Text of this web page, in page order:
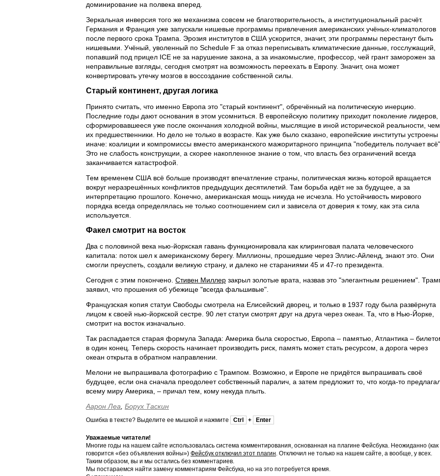
доминирование на полвека вперед.
Зеркальная инверсия того же механизма совсем не благотворительность, а институциональный расчёт.
Германия и Франция уже запускали нишевые программы привлечения американских учёных-климатологов
после первого срока Трампа. Эрозия институтов в США ускорится, значит, эти программы перестанут быть
нишевыми. Учёный, уволенный по Schedule F за отказ переписывать климатические данные, госслужащий,
попавший под прицел ICE не за нарушение закона, а за инакомыслие, профессор, чей грант заморожен за
неправильные взгляды, сегодня смотрят на возможность переехать в Европу. Значит, она может
конвертировать утечку мозгов в воссоздание собственной силы.
Старый континент, другая логика
Принято считать, что именно Европа это "старый континент", обречённый на политическую инерцию.
Последние годы дают основания в этом усомниться. В европейскую политику приходит поколение лидеров,
сформировавшееся уже после окончания холодной войны, мыслящие в иной исторической реальности, чем
их предшественники. Но дело не только в возрасте. Как уже было сказано, европейские институты устроены
иначе: коалиции и компромиссы вместо американского мажоритарного принципа "победитель получает
Это не слабость конструкции, а скорее накопленное знание о том, что власть без ограничений всегда
заканчивается катастрофой.
Тем временем США всё больше производят впечатление страны, политическая жизнь которой вращается
вокруг неразрешённых конфликтов предыдущих десятилетий. Там борьба идёт не за будущее, а за
интерпретацию прошлого. Конечно, американская мощь никуда не исчезла. Но устойчивость мирового
порядка всегда определялась не только соотношением сил и зависела от доверия к тому, как эта сила
используется.
Факел смотрит на восток
Два с половиной века нью-йоркская гавань функционировала как клиринговая палата человеческого
капитала: поток шел к американскому берегу. Миллионы, прошедшие через Эллис-Айленд, знают это. Они
смогли преуспеть, создали великую страну, и далеко не стараниями 45 и 47-го президента.
Сегодня с этим покончено. Стивен Миллер закрыл золотые врата, назвав это "элегантным решением".
заявил, что прошения об убежище "всегда фальшивые".
Французская копия статуи Свободы смотрела на Елисейский дворец, и только в 1937 году была развёрнута
лицом к своей нью-йоркской сестре. 90 лет статуи смотрят друг на друга через океан. Та, что в Нью-Йорке,
смотрит на восток изначально.
Так распадается старая формула Запада: Америка была скоростью, Европа – памятью, Атлантика –
в один конец. Теперь скорость начинает производить риск, память может стать ресурсом, а дорога через
океан открыта в обратном направлении.
Мелони не выпрашивала фотографию с Трампом. Возможно, и Европе не придётся выпрашивать своё
будущее, если она сначала преодолеет собственный паралич, а затем предложит то, что когда-то
всему миру Америка, – причал тем, кому некуда плыть.
Аарон Леа Борух Таскин
Ошибка в тексте? Выделите ее мышкой и нажмите Ctrl + Enter
Уважаемые читатели!
Многие годы на нашем сайте использовалась система комментирования, основанная на плагине Фейсбука. Неожиданно (как
говорится «без объявления войны») Фейсбук отключил этот плагин. Отключил не только на нашем сайте, а вообще, у всех.
Таким образом, вы и мы остались без комментариев.
Мы постараемся найти замену комментариям Фейсбука, но на это потребуется время.